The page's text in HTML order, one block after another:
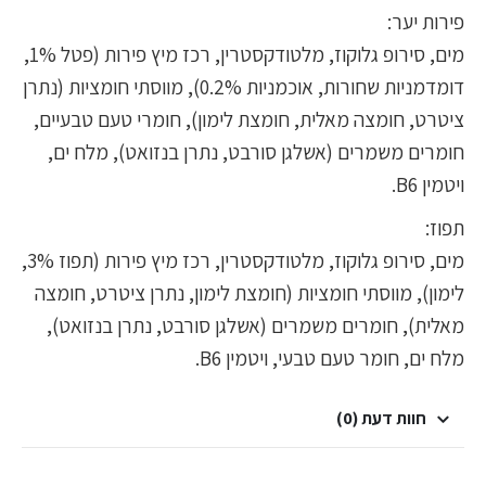
פירות יער:
מים, סירופ גלוקוז, מלטודקסטרין, רכז מיץ פירות (פטל 1%,
דומדמניות שחורות, אוכמניות 0.2%), מווסתי חומציות (נתרן
ציטרט, חומצה מאלית, חומצת לימון), חומרי טעם טבעיים,
חומרים משמרים (אשלגן סורבט, נתרן בנזואט), מלח ים,
ויטמין B6.
תפוז:
מים, סירופ גלוקוז, מלטודקסטרין, רכז מיץ פירות (תפוז 3%,
לימון), מווסתי חומציות (חומצת לימון, נתרן ציטרט, חומצה
מאלית), חומרים משמרים (אשלגן סורבט, נתרן בנזואט),
מלח ים, חומר טעם טבעי, ויטמין B6.
חוות דעת (0)